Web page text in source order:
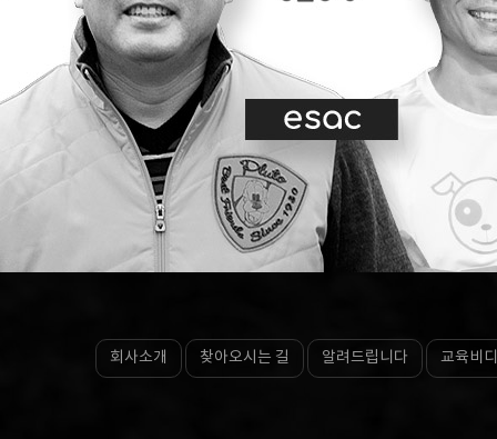
회사소개 찾아오시는 길 알려드립니다 교육비